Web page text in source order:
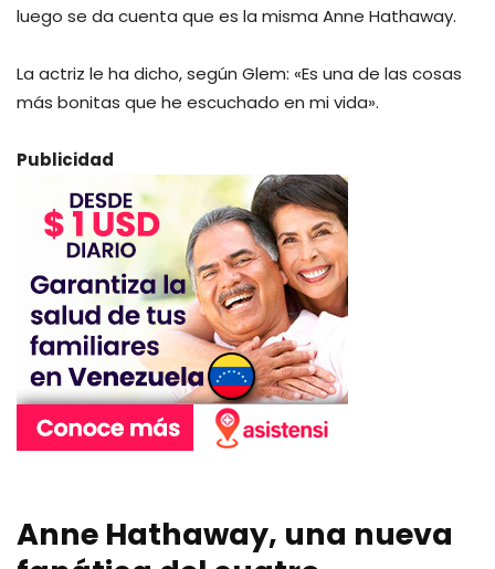
luego se da cuenta que es la misma Anne Hathaway.
La actriz le ha dicho, según Glem: «Es una de las cosas
más bonitas que he escuchado en mi vida».
Publicidad
Anne Hathaway, una nueva